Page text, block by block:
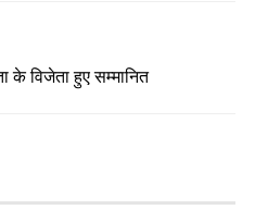
के विजेता हुए सम्मानित